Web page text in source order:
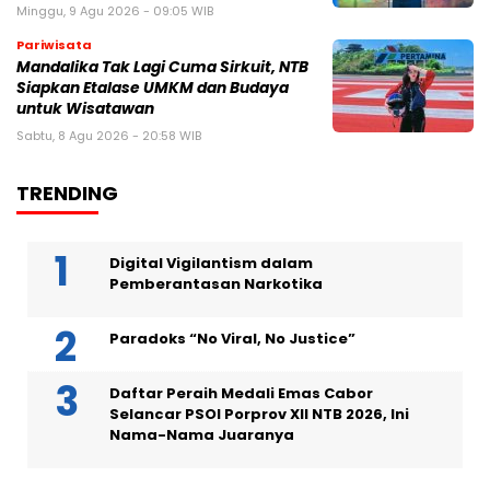
Minggu, 9 Agu 2026 - 09:05 WIB
Pariwisata
Mandalika Tak Lagi Cuma Sirkuit, NTB
Siapkan Etalase UMKM dan Budaya
untuk Wisatawan
Sabtu, 8 Agu 2026 - 20:58 WIB
TRENDING
Digital Vigilantism dalam
Pemberantasan Narkotika
Paradoks “No Viral, No Justice”
Daftar Peraih Medali Emas Cabor
Selancar PSOI Porprov XII NTB 2026, Ini
Nama-Nama Juaranya